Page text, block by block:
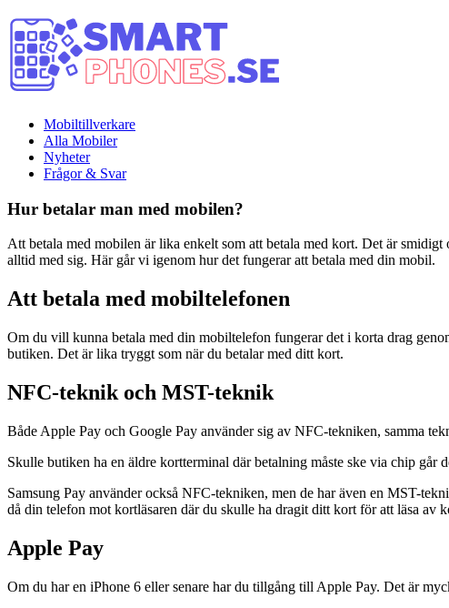
Mobiltillverkare
Alla Mobiler
Nyheter
Frågor & Svar
Hur betalar man med mobilen?
Att betala med mobilen är lika enkelt som att betala med kort. Det är
alltid med sig. Här går vi igenom hur det fungerar att betala med din mobil.
Att betala med mobiltelefonen
Om du vill kunna betala med din mobiltelefon fungerar det i korta drag
butiken. Det är lika tryggt som när du betalar med ditt kort.
NFC-teknik och MST-teknik
Både Apple Pay och Google Pay använder sig av NFC-tekniken, samma
Skulle butiken ha en äldre kortterminal där betalning måste ske via chip går
Samsung Pay använder också NFC-tekniken, men de har även en MST-
då din telefon mot kortläsaren där du skulle ha dragit ditt kort för att läsa av
Apple Pay
Om du har en iPhone 6 eller senare har du tillgång till Apple Pay. Det är